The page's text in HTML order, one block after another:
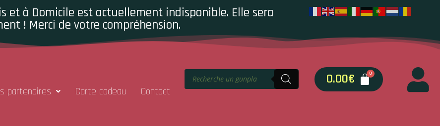
et à Domicile est actuellement indisponible. Elle sera
! Merci de votre compréhension.
partenaires Carte cadeau Contact
0.00€